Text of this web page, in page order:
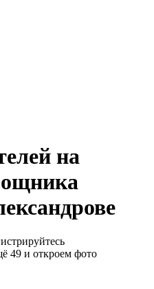
на
49 и откроем фото